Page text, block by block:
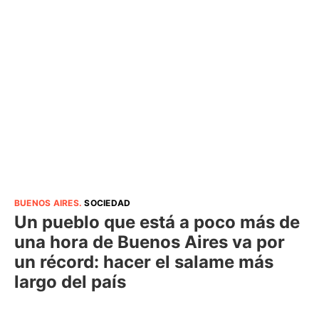
BUENOS AIRES.SOCIEDAD
Un pueblo que está a poco más de
una hora de Buenos Aires va por
un récord: hacer el salame más
largo del país